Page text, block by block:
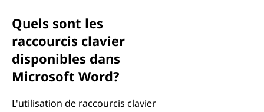
Quels sont les
raccourcis clavier
disponibles dans
Microsoft Word?
L'utilisation de raccourcis clavier